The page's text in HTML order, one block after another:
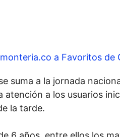
a Favoritos de
suma a la jornada
a los usuarios
la tarde.